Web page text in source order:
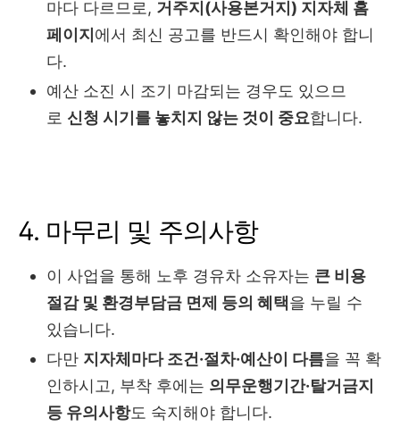
마다 다르므로, 거주지(사용본거지) 지자체 홈
페이지 에서 최신 공고를 반드시 확인해야 합니
다.
예산 소진 시 조기 마감되는 경우도 있으므
로 신청 시기를 놓치지 않는 것이 중요합니다.
4. 마무리 및 주의사항
이 사업을 통해 노후 경유차 소유자는 큰 비용
절감 및 환경부담금 면제 등의 혜택을 누릴 수
있습니다.
다만 지자체마다 조건·절차·예산이 다름을 꼭 확
인하시고, 부착 후에는 의무운행기간·탈거금지
등 유의사항도 숙지해야 합니다.